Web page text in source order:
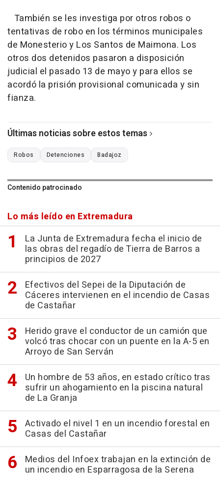
También se les investiga por otros robos o
tentativas de robo en los términos municipales
de Monesterio y Los Santos de Maimona. Los
otros dos detenidos pasaron a disposición
judicial el pasado 13 de mayo y para ellos se
acordó la prisión provisional comunicada y sin
fianza.
Últimas noticias sobre estos temas
Robos Detenciones Badajoz
Contenido patrocinado
Lo más leído en Extremadura
La Junta de Extremadura fecha el inicio de
las obras del regadío de Tierra de Barros a
principios de 2027
Efectivos del Sepei de la Diputación de
Cáceres intervienen en el incendio de Casas
de Castañar
Herido grave el conductor de un camión que
volcó tras chocar con un puente en la A-5 en
Arroyo de San Serván
Un hombre de 53 años, en estado crítico tras
sufrir un ahogamiento en la piscina natural
de La Granja
Activado el nivel 1 en un incendio forestal en
Casas del Castañar
Medios del Infoex trabajan en la extinción de
un incendio en Esparragosa de la Serena